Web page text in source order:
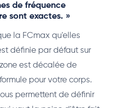
de fréquence
sont exactes. »
la FCmax qu'elles
définie par défaut sur
est décalée de
pour votre corps.
permettent de définir